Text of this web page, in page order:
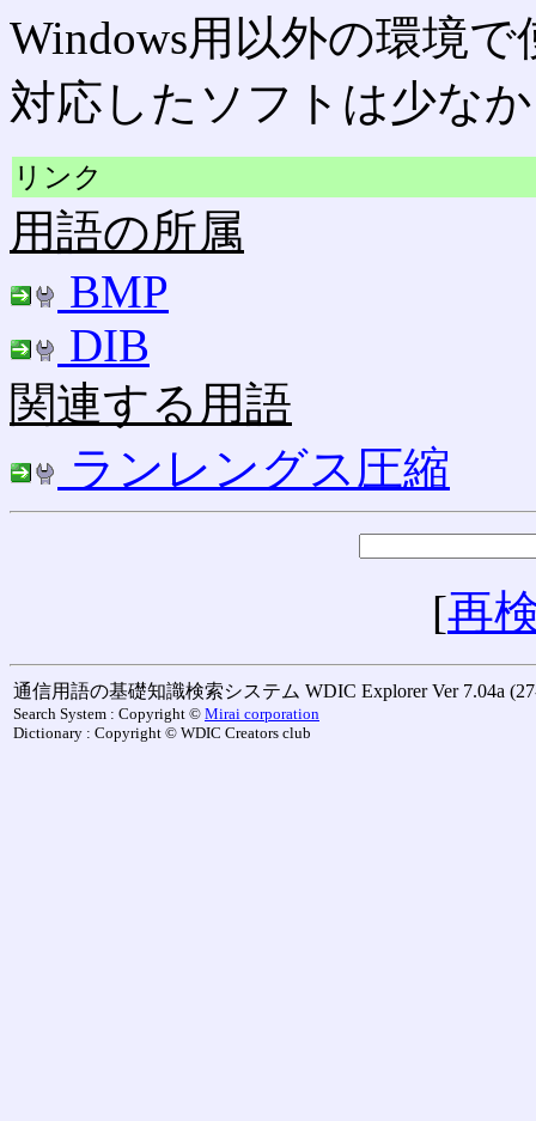
Windows用以外の環境
対応したソフトは少な
リンク
用語の所属
BMP
DIB
関連する用語
ランレングス圧縮
[再
通信用語の基礎知識検索システム WDIC Explorer Ver 7.04a
Search System : Copyright © Mirai corporation
Dictionary : Copyright © WDIC Creators club